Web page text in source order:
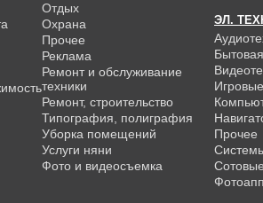
Отдых
Охрана
Прочее
Реклама
Ремонт и обслуживание
техники
Ремонт, строительство
Типография, полиграфия
Уборка помещений
Услуги няни
Фото и видеосъемка
ЭЛ.
Прочее